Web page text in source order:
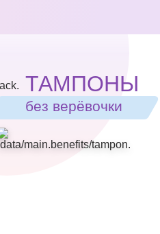
ТАМПОНЫ
без верёвочки